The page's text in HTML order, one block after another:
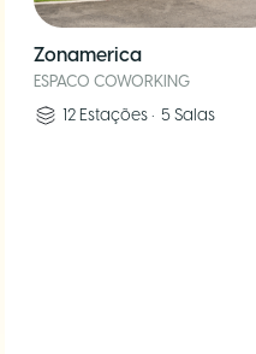
Zonamerica
ESPACO COWORKING
12 Estações •5 Salas